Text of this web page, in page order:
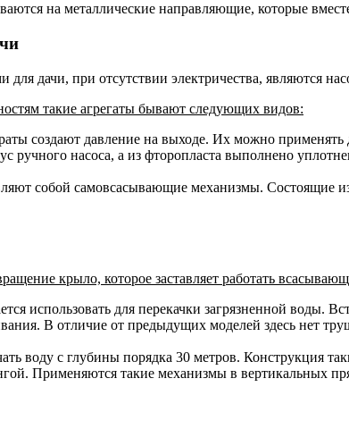
на металлические направляющие, которые
для дачи, при отсутствии электричества, являются
такие агрегаты бывают следующих видов:
создают давление на выходе. Их можно
ручного насоса, а из фторопласта выполнено
собой самовсасывающие механизмы. Состоящие
крыло, которое заставляет работать
использовать для перекачки загрязненной
В отличие от предыдущих моделей здесь нет
воду с глубины порядка 30 метров. Конструкция
Применяются такие механизмы в вертикальных